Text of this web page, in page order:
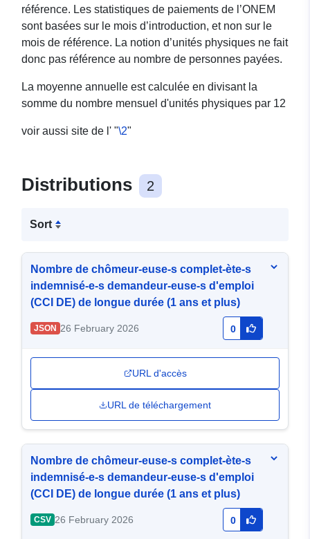
référence. Les statistiques de paiements de l’ONEM
sont basées sur le mois d’introduction, et non sur le
mois de référence. La notion d’unités physiques ne fait
donc pas référence au nombre de personnes payées.
La moyenne annuelle est calculée en divisant la
somme du nombre mensuel d'unités physiques par 12
voir aussi site de l' "\2"
Distributions 2
Sort
Nombre de chômeur-euse-s complet-ète-s
indemnisé-e-s demandeur-euse-s d'emploi
(CCI DE) de longue durée (1 ans et plus)
JSON 26 February 2026 0
URL d'accès
URL de téléchargement
Nombre de chômeur-euse-s complet-ète-s
indemnisé-e-s demandeur-euse-s d'emploi
(CCI DE) de longue durée (1 ans et plus)
CSV 26 February 2026 0